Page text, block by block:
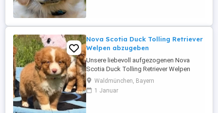
Nova Scotia Duck Tolling Retriever
Welpen abzugeben
Unsere liebevoll aufgezogenen Nova
Scotia Duck Tolling Retriever Welpen
wurden am 11. Mai geboren und dürfen ab
dem 25. August in ihr neues Zuhause
ziehen. Dann sind sie knapp 16 Wochen
Waldmünchen, Bayern
1 Januar